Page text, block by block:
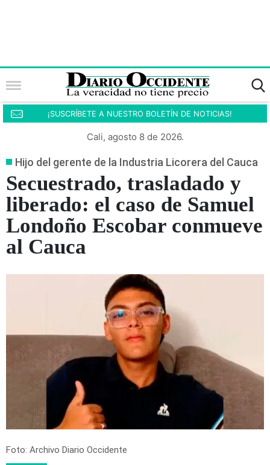
¡SUSCRÍBETE A NUESTRO BOLETÍN DE NOTICIAS!
Cali, agosto 8 de 2026.
Hijo del gerente de la Industria Licorera del Cauca
Secuestrado, trasladado y
liberado: el caso de Samuel
Londoño Escobar conmueve
al Cauca
Foto: Archivo Diario Occidente